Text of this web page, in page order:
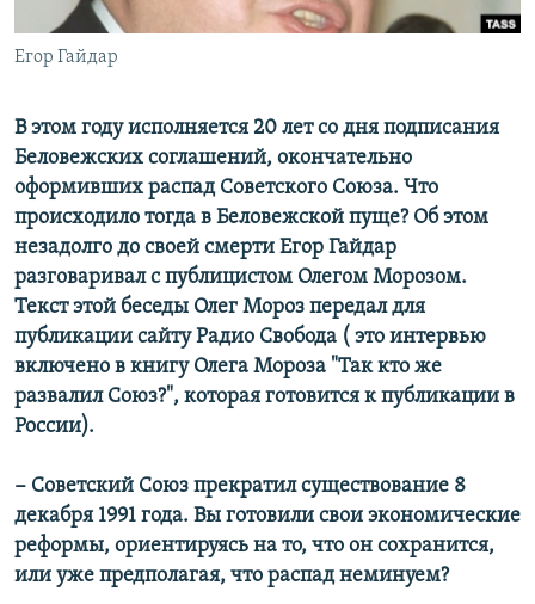
Все сайты РСЕ/РС
Егор Гайдар
В этом году исполняется 20 лет со дня подписания
Беловежских соглашений, окончательно
оформивших распад Советского Союза. Что
происходило тогда в Беловежской пуще? Об этом
незадолго до своей смерти Егор Гайдар
разговаривал с публицистом Олегом Морозом.
Текст этой беседы Олег Мороз передал для
публикации сайту Радио Свобода ( это интервью
включено в книгу Олега Мороза "Так кто же
развалил Союз?", которая готовится к публикации в
России).
− Советский Союз прекратил существование 8
декабря 1991 года. Вы готовили свои экономические
реформы, ориентируясь на то, что он сохранится,
или уже предполагая, что распад неминуем?